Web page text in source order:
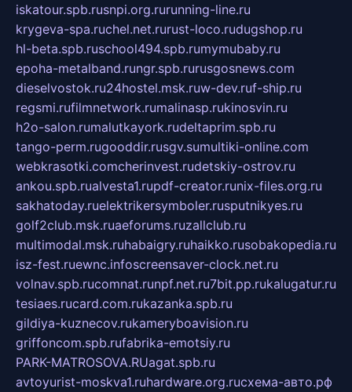
iskatour.spb.rusnpi.org.rurunning-line.ru
krygeva-spa.ruchel.net.rurust-loco.rudugshop.ru
hl-beta.spb.ruschool494.spb.rumymubaby.ru
epoha-metalband.rungr.spb.rurusgosnews.com
dieselvostok.ru24hostel.msk.ruw-dev.ruf-ship.ru
regsmi.rufilmnetwork.rumalinasp.rukinosvin.ru
h2o-salon.rumalutkayork.rudeltaprim.spb.ru
tango-perm.rugooddir.rusgv.sumultiki-online.com
webkrasotki.comcherinvest.rudetskiy-ostrov.ru
ankou.spb.rualvesta1.rupdf-creator.runix-files.org.ru
sakhatoday.ruelektrikersymboler.rusputnikyes.ru
golf2club.msk.ruaeforums.ruzallclub.ru
multimodal.msk.ruhabaigry.ruhaikko.rusobakopedia.ru
isz-fest.ruewnc.infoscreensaver-clock.net.ru
volnav.spb.rucomnat.runpf.net.ru7bit.pp.rukalugatur.ru
tesiaes.rucard.com.rukazanka.spb.ru
gildiya-kuznecov.rukameryboavision.ru
griffoncom.spb.rufabrika-emotsiy.ru
PARK-MATROSOVA.RUagat.spb.ru
avtoyurist-moskva1.ruhardware.org.ruсхема-авто.рф